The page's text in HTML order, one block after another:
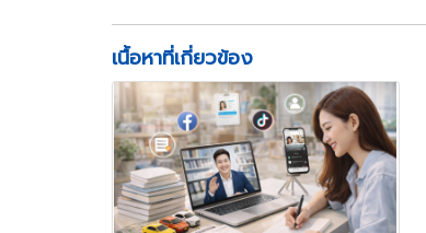
เนื้อหาที่เกี่ยวข้อง